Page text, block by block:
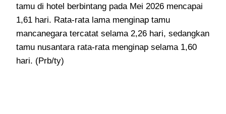
tamu di hotel berbintang pada Mei 2026 mencapai
1,61 hari. Rata-rata lama menginap tamu
mancanegara tercatat selama 2,26 hari, sedangkan
tamu nusantara rata-rata menginap selama 1,60
hari. (Prb/ty)